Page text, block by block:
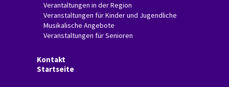
Verantaltungen in der Region
Veranstaltungen für Kinder und Jugendliche
Musikalische Angebote
Veranstaltungen für Senioren
Kontakt
Startseite